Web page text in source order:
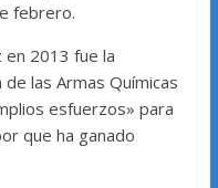
febrero.
en 2013 fue la
las Armas Químicas
esfuerzos» para
que ha ganado